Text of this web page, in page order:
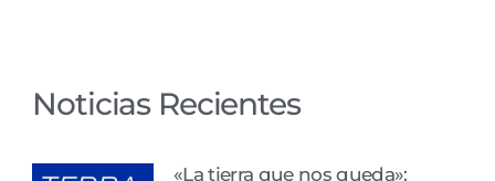
Noticias Recientes
«La tierra que nos queda»: